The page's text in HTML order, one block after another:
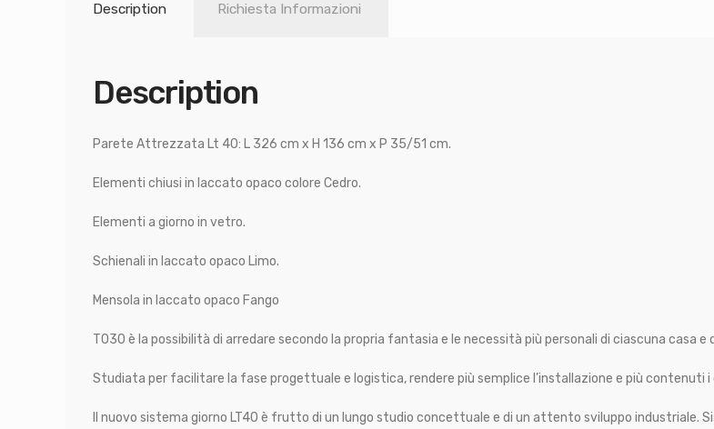
Description Richiesta Informazioni
Description
Parete Attrezzata Lt 40: L 326 cm x H 136 cm x P 35/51 cm.
Elementi chiusi in laccato opaco colore Cedro.
Elementi a giorno in vetro.
Schienali in laccato opaco Limo.
Mensola in laccato opaco Fango
T030 è la possibilità di arredare secondo la propria fantasia e le necessità più personali di ciascuna casa e
Studiata per facilitare la fase progettuale e logistica, rendere più semplice l’installazione e più
Il nuovo sistema giorno LT40 è frutto di un lungo studio concettuale e di un attento sviluppo